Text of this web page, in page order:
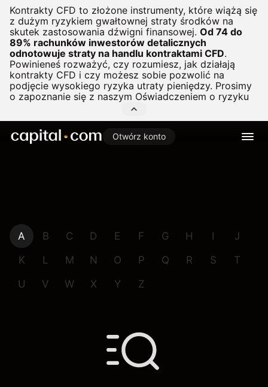
Kontrakty CFD to złożone instrumenty, które wiążą się
z dużym ryzykiem gwałtownej straty środków na
skutek zastosowania dźwigni finansowej. Od 74 do
89% rachunków inwestorów detalicznych
odnotowuje straty na handlu kontraktami CFD.
Powinieneś rozważyć, czy rozumiesz, jak działają
kontrakty CFD i czy możesz sobie pozwolić na
podjęcie wysokiego ryzyka utraty pieniędzy. Prosimy
o zapoznanie się z naszym Oświadczeniem o ryzyku
Otwórz konto
A B C D E F G H I
J
K
L M N O P Q R S
T
U
V W X Y Z